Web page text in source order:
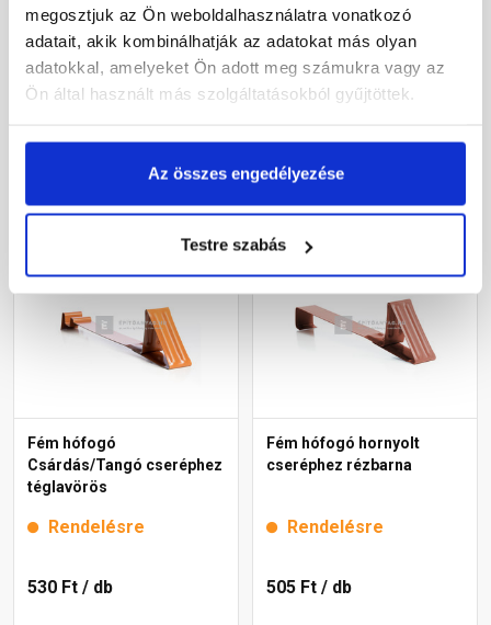
megosztjuk az Ön weboldalhasználatra vonatkozó
adatait, akik kombinálhatják az adatokat más olyan
adatokkal, amelyeket Ön adott meg számukra vagy az
Ön által használt más szolgáltatásokból gyűjtöttek.
Az összes engedélyezése
Testre szabás
Rendelésre Rendelésre
Fém hófogó
Csárdás/Tangó cseréphez
téglavörös
Rendelésre
530 Ft / db
Fém hófogó hornyolt
cseréphez rézbarna
Rendelésre
505 Ft / db